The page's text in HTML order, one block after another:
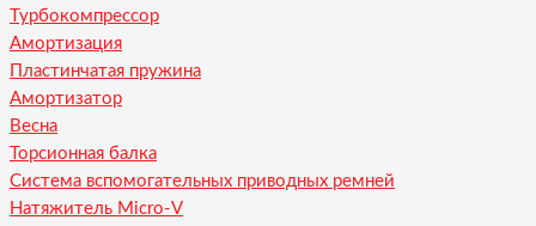
Турбокомпрессор
Амортизация
Пластинчатая пружина
Амортизатор
Весна
Торсионная балка
Система вспомогательных приводных ремней
Натяжитель Micro-V